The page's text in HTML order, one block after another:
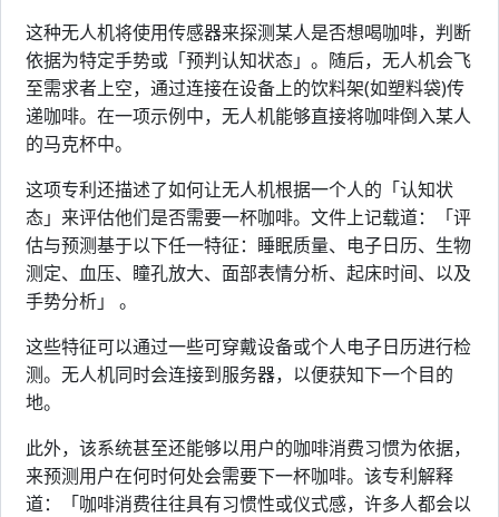
这种无人机将使用传感器来探测某人是否想喝咖啡，判断
依据为特定手势或「预判认知状态」。随后，无人机会飞
至需求者上空，通过连接在设备上的饮料架(如塑料袋)传
递咖啡。在一项示例中，无人机能够直接将咖啡倒入某人
的马克杯中。
这项专利还描述了如何让无人机根据一个人的「认知状
态」来评估他们是否需要一杯咖啡。文件上记载道：「评
估与预测基于以下任一特征：睡眠质量、电子日历、生物
测定、血压、瞳孔放大、面部表情分析、起床时间、以及
手势分析」 。
这些特征可以通过一些可穿戴设备或个人电子日历进行检
测。无人机同时会连接到服务器，以便获知下一个目的
地。
此外，该系统甚至还能够以用户的咖啡消费习惯为依据，
来预测用户在何时何处会需要下一杯咖啡。该专利解释
道：「咖啡消费往往具有习惯性或仪式感，许多人都会以